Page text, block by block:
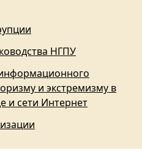
НГПУ
и экстремизму в
и сети Интернет